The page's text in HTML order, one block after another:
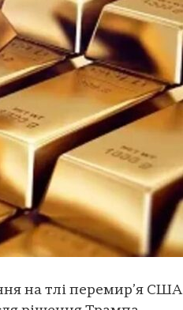
на тлі перемир’я США